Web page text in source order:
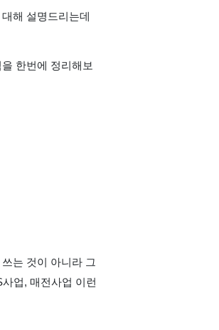
해 설명드리는데
한번에 정리해보
는 것이 아니라 그
업, 매전사업 이런